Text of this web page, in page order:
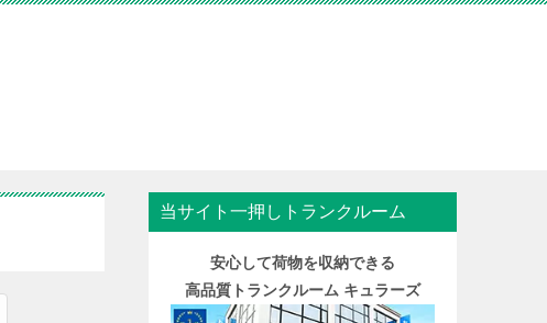
当サイト一押しトランクルーム
安心して荷物を収納できる
高品質トランクルーム キュラーズ